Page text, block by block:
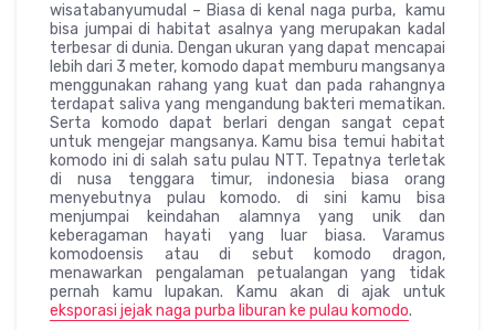
wisatabanyumudal – Biasa di kenal naga purba, kamu
bisa jumpai di habitat asalnya yang merupakan kadal
terbesar di dunia. Dengan ukuran yang dapat mencapai
lebih dari 3 meter, komodo dapat memburu mangsanya
menggunakan rahang yang kuat dan pada rahangnya
terdapat saliva yang mengandung bakteri mematikan.
Serta komodo dapat berlari dengan sangat cepat
untuk mengejar mangsanya. Kamu bisa temui habitat
komodo ini di salah satu pulau NTT. Tepatnya terletak
di nusa tenggara timur, indonesia biasa orang
menyebutnya pulau komodo. di sini kamu bisa
menjumpai keindahan alamnya yang unik dan
keberagaman hayati yang luar biasa. Varamus
komodoensis atau di sebut komodo dragon,
menawarkan pengalaman petualangan yang tidak
pernah kamu lupakan. Kamu akan di ajak untuk
eksporasi jejak naga purba liburan ke pulau komodo.